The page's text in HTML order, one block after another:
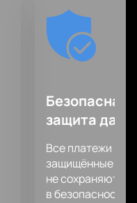
этого спортивного
важна для
физическая
Безопасная
защита
Все платежи
защищённые
не сохраняются
в безопасности.